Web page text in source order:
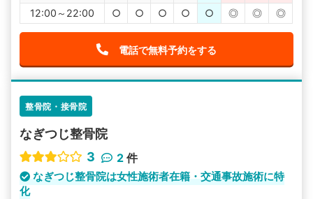
12:00～22:00
○ ○ ○ ○ ○ ◎ ◎ ◎
電話で無料予約をする
整骨院・接骨院
なぎつじ整骨院
3
2 件
なぎつじ整骨院は女性施術者在籍・交通事故施術に特
化